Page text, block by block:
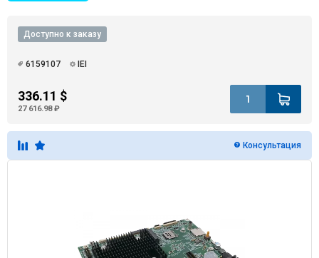
Доступно к заказу
6159107 IEI
336.11 $
27 616.98 ₽
Консультация